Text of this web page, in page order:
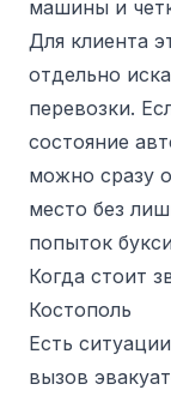
машины и
Для клиента
отдельно
перевозки.
состояние
можно сразу
место без
попыток
Когда стоит
Костополь
Есть
вызов